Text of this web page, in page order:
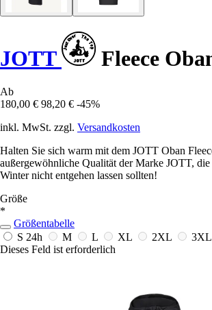
JOTT Fleece
Ab
180,00 € 98,20 € -45%
inkl. MwSt. zzgl. Versandkosten
Halten Sie sich warm mit dem JOTT Oban
außergewöhnliche Qualität der Marke JOTT, die
Winter nicht entgehen lassen sollten!
Größe
*
Größentabelle
S 24h M L XL 2XL
3XL
Dieses Feld ist erforderlich